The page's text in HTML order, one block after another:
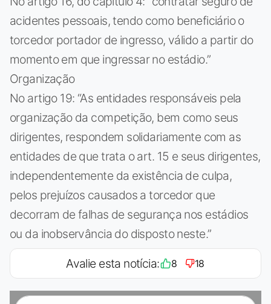
acidentes pessoais, tendo como beneficiário o
torcedor portador de ingresso, válido a partir do
momento em que ingressar no estádio.”
Organização
No artigo 19: “As entidades responsáveis pela
organização da competição, bem como seus
dirigentes, respondem solidariamente com as
entidades de que trata o art. 15 e seus dirigentes,
independentemente da existência de culpa,
pelos prejuízos causados a torcedor que
decorram de falhas de segurança nos estádios
ou da inobservância do disposto neste.”
Avalie esta notícia: 8 18